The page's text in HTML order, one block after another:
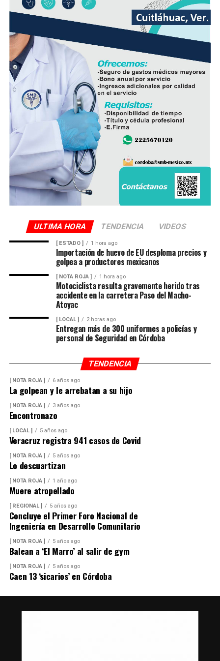
programa de infraestructura de la presente
administración, con el objetivo de mejorar las vialidades
y fortalecer los servicios en distintos sectores del
municipio.
y reciban los cuidados necesarios para su desarrollo.
Con este tipo de acciones, habitantes de San Matías Los
Mangos buscan incentivar la participación ciudadana en
actividades de conservación ambiental y fortalecer la
cultura de la reforestación en la comunidad.
ULTIMA HORA TENDENCIA VIDEOS
[ ESTADO ] 1 hora ago
Importación de huevo de EU desploma precios y
golpea a productores mexicanos
[ NOTA ROJA ] 1 hora ago
Motociclista resulta gravemente herido tras
accidente en la carretera Paso del Macho-
Atoyac
[ LOCAL ] 2 horas ago
Entregan más de 300 uniformes a policías y
personal de Seguridad en Córdoba
TENDENCIA
[ NOTA ROJA ] 6 años ago
La golpean y le arrebatan a su hijo
[ NOTA ROJA ] 3 años ago
Encontronazo
[ LOCAL ] 5 años ago
Veracruz registra 941 casos de Covid
[ NOTA ROJA ] 5 años ago
Lo descuartizan
[ NOTA ROJA ] 1 año ago
Muere atropellado
[ REGIONAL ] 5 años ago
Concluye el Primer Foro Nacional de
Ingeniería en Desarrollo Comunitario
[ NOTA ROJA ] 5 años ago
Balean a ‘El Marro’ al salir de gym
[ NOTA ROJA ] 5 años ago
Caen 13 ‘sicarios’ en Córdoba